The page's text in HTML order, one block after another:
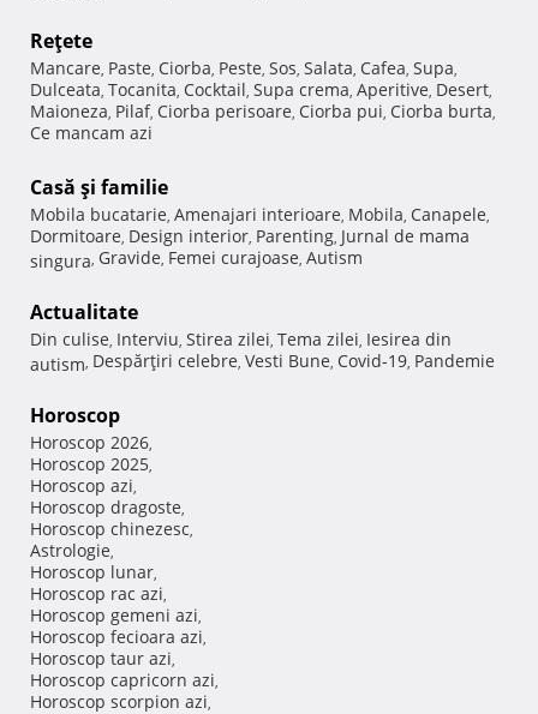
Reţete
Mancare, Paste, Ciorba, Peste, Sos, Salata, Cafea, Supa,
Dulceata, Tocanita, Cocktail, Supa crema, Aperitive, Desert,
Maioneza, Pilaf, Ciorba perisoare, Ciorba pui, Ciorba burta,
Ce mancam azi
Casă şi familie
Mobila bucatarie, Amenajari interioare, Mobila, Canapele,
Dormitoare, Design interior, Parenting, Jurnal de mama
singura, Gravide, Femei curajoase, Autism
Actualitate
Din culise, Interviu, Stirea zilei, Tema zilei, Iesirea din
autism, Despărţiri celebre, Vesti Bune, Covid-19, Pandemie
Horoscop
Horoscop 2026,
Horoscop 2025,
Horoscop azi,
Horoscop dragoste,
Horoscop chinezesc,
Astrologie,
Horoscop lunar,
Horoscop rac azi,
Horoscop gemeni azi,
Horoscop fecioara azi,
Horoscop taur azi,
Horoscop capricorn azi,
Horoscop scorpion azi,